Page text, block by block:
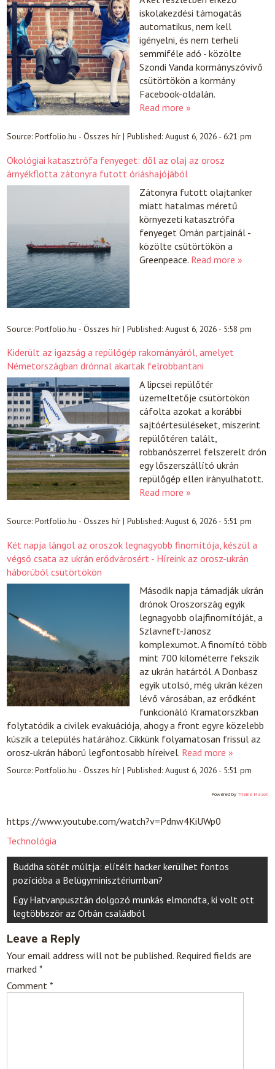
iskolakezdési támogatás
automatikus, nem kell
igényelni, és nem terheli
semmiféle adó - közölte
Szondi Vanda kormányszóvivő
csütörtökön a kormány
Facebook-oldalán.
Read more »
Source:Portfolio.hu - Összes hír|Published:August 6, 2026 - 6:21 pm
Ökológiai katasztrófa fenyeget: dől az olaj az orosz
árnyékflotta zátonyra futott óriáshajójából
Zátonyra futott olajtanker
miatt hatalmas méretű
környezeti katasztrófa
fenyeget Omán partjainál -
közölte csütörtökön a
Greenpeace. Read more »
Source:Portfolio.hu - Összes hír|Published:August 6, 2026 - 5:58 pm
Kiderült az igazság a repülőgép rakományáról, amelyet
Németországban drónnal akartak felrobbantani
A lipcsei repülőtér
üzemeltetője csütörtökön
cáfolta azokat a korábbi
sajtóértesüléseket, miszerint
repülőtéren talált,
robbanószerrel felszerelt drón
egy lőszerszállító ukrán
repülőgép ellen irányulhatott.
Read more »
Source:Portfolio.hu - Összes hír|Published:August 6, 2026 - 5:51 pm
Két napja lángol az oroszok legnagyobb finomítója, készül a
végső csata az ukrán erődvárosért - Híreink az orosz-ukrán
háborúból csütörtökön
Második napja támadják ukrán
drónok Oroszország egyik
legnagyobb olajfinomítóját, a
Szlavneft-Janosz
komplexumot. A finomító több
mint 700 kilométerre fekszik
az ukrán határtól. A Donbasz
egyik utolsó, még ukrán kézen
lévő városában, az erődként
funkcionáló Kramatorszkban
folytatódik a civilek evakuációja, ahogy a front egyre közelebb
kúszik a település határához. Cikkünk folyamatosan frissül az
orosz-ukrán háború legfontosabb híreivel. Read more »
Source:Portfolio.hu - Összes hír|Published:August 6, 2026 - 5:51 pm
Powered by Theme Mason
https://www.youtube.com/watch?v=Pdnw4KiUWp0
Technológia
Post
navigation
Buddha sötét múltja: elítélt hacker kerülhet fontos
pozícióba a Belügyminisztériumban?
Egy Hatvanpusztán dolgozó munkás elmondta, ki volt ott
legtöbbször az Orbán családból
Leave a Reply
Your email address will not be published. Required fields are
marked*
Comment*